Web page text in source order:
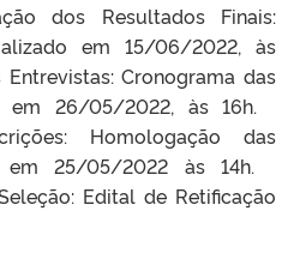
dos Resultados Finais:
em 15/06/2022, às
Cronograma das
em 26/05/2022, às 16h.
Homologação das
em 25/05/2022 às 14h.
Edital de Retificação